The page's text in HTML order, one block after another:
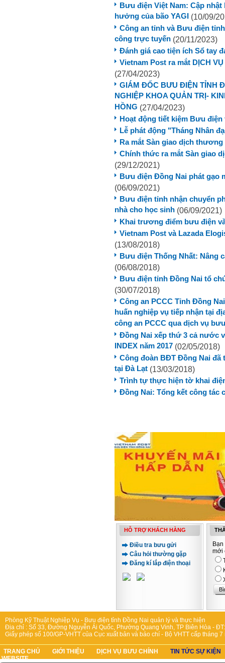
Bưu điện Việt Nam: Cập
hưởng của bão YAGI (10/09/
Công an tỉnh và Bưu điện
công trực tuyến (20/11/2023)
Đánh giá cao tiện ích Sổ tay
Vietnam Post ra mắt DỊCH
(27/04/2023)
GIÁM ĐỐC BƯU ĐIỆN TỈNH
NGHIỆP KHOA QUẢN TRỊ-
HỒNG (27/04/2023)
Hoạt động tiết kiệm Bưu
Lễ phát động "Tháng Nhân
Ra mắt Sàn giao dịch
Chính thức ra mắt Sàn giao
(29/12/2021)
Bưu điện Đồng Nai phát gạo
(06/09/2021)
Bưu điện tỉnh nhận chuyển
nhà cho học sinh (06/09/2021)
Khai trương điểm bưu điện
Vietnam Post và Lazada
(13/08/2018)
Bưu điện Thống Nhất: Nâng
(06/08/2018)
Bưu điện tỉnh Đồng Nai tổ
(30/07/2018)
Công an PCCC Tỉnh Đồng
huấn nghiệp vụ tiếp nhận tại
công an PCCC qua dịch vụ
Đồng Nai xếp thứ 3 cả nước
INDEX năm 2017 (02/05/2018)
Công đoàn BĐT Đồng Nai đã
tại Đà Lạt (13/03/2018)
Trình tự thực hiện tờ khai
Đồng Nai: Tổng kết công tác
HỖ TRỢ KHÁCH HÀNG
Điều tra bưu gửi
Câu hỏi thường gặp
Đăng kí lắp điện thoại
mới
Phòng Kỹ Thuật Nghiệp Vụ - Bưu điện tỉnh Đồng Nai quản lý và thực hiện
Địa chỉ : Số 33, Đường Nguyễn Ái Quốc, Phường Quang Vinh, TP Biên Hòa -
Giấy phép số 100/GP-VHTT của Cục xuất bản và báo chí - Bộ VHTT cấp tháng 7
TRANG CHỦ GIỚI THIỆU DỊCH VỤ BƯU CHÍNH
TIN TỨC SỰ KIỆN
WEBSITE